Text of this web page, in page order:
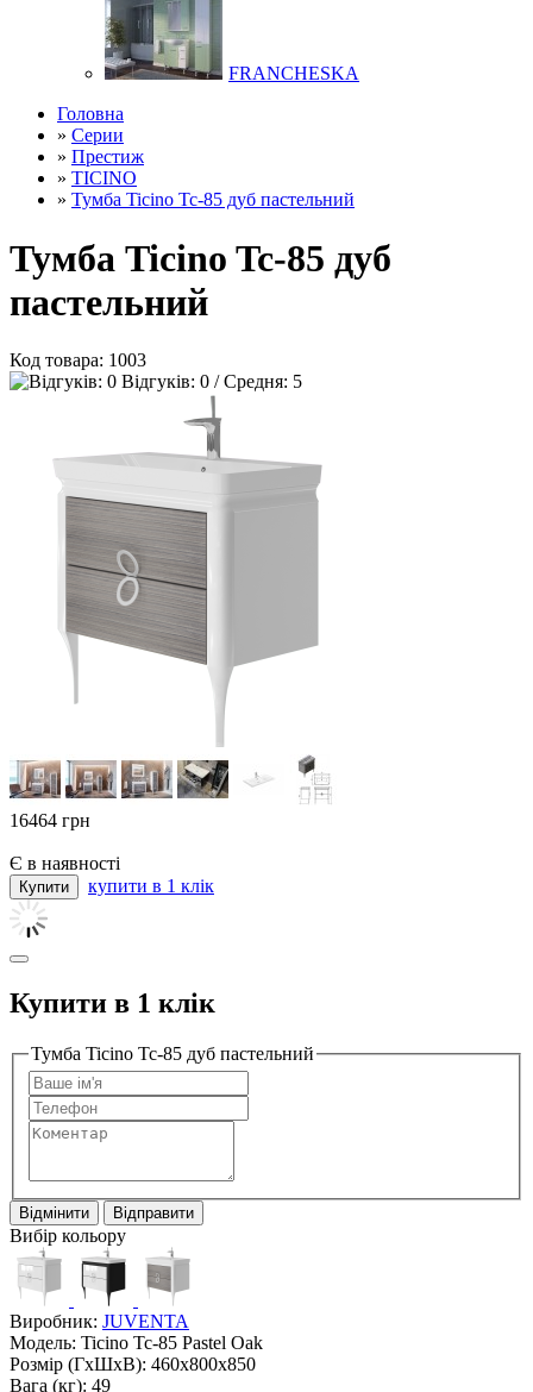
FRANCHESKA
Головна
» Серии
» Престиж
» TICINO
» Тумба Ticino Tc-85 дуб пастельний
Тумба Ticino Tc-85 дуб
пастельний
Код товара: 1003
Відгуків: 0 / Средня: 5
16464 грн
Є в наявності
купити в 1 клік
Купити в 1 клік
Тумба Ticino Tc-85 дуб пастельний
Відмінити Відправити
Вибір кольору
Виробник: JUVENTA
Модель: Ticino Tc-85 Pastel Oak
Розмір (ГxШxВ): 460x800x850
Вага (кг): 49